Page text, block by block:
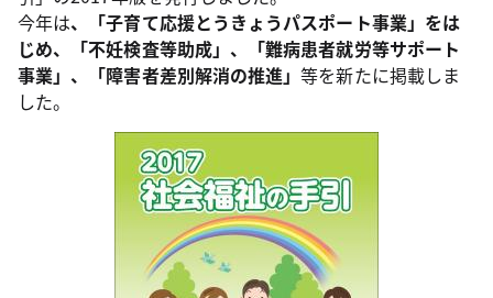
今年は、「子育て応援とうきょうパスポート事業」をは
じめ、「不妊検査等助成」、「難病患者就労等サポート
事業」、「障害者差別解消の推進」等を新たに掲載しま
した。